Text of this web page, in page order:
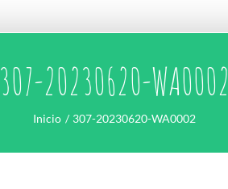
307-20230620-WA0002
Inicio 307-20230620-WA0002